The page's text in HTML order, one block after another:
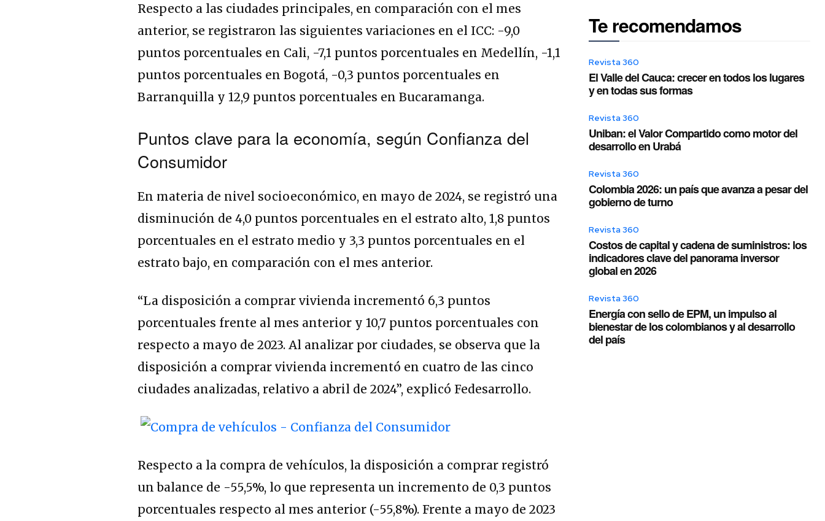
Respecto a las ciudades principales, en comparación con el mes
anterior, se registraron las siguientes variaciones en el ICC: -9,0
puntos porcentuales en Cali, -7,1 puntos porcentuales en Medellín, -1,1
puntos porcentuales en Bogotá, -0,3 puntos porcentuales en
Barranquilla y 12,9 puntos porcentuales en Bucaramanga.
Puntos clave para la economía, según Confianza del
Consumidor
En materia de nivel socioeconómico, en mayo de 2024, se registró una
disminución de 4,0 puntos porcentuales en el estrato alto, 1,8 puntos
porcentuales en el estrato medio y 3,3 puntos porcentuales en el
estrato bajo, en comparación con el mes anterior.
“La disposición a comprar vivienda incrementó 6,3 puntos
porcentuales frente al mes anterior y 10,7 puntos porcentuales con
respecto a mayo de 2023. Al analizar por ciudades, se observa que la
disposición a comprar vivienda incrementó en cuatro de las cinco
ciudades analizadas, relativo a abril de 2024”, explicó Fedesarrollo.
Respecto a la compra de vehículos, la disposición a comprar registró
un balance de -55,5%, lo que representa un incremento de 0,3 puntos
porcentuales respecto al mes anterior (-55,8%). Frente a mayo de 2023
Te recomendamos
Revista 360
El Valle del Cauca: crecer en todos los lugares
y en todas sus formas
Revista 360
Uniban: el Valor Compartido como motor del
desarrollo en Urabá
Revista 360
Colombia 2026: un país que avanza a pesar del
gobierno de turno
Revista 360
Costos de capital y cadena de suministros: los
indicadores clave del panorama inversor
global en 2026
Revista 360
Energía con sello de EPM, un impulso al
bienestar de los colombianos y al desarrollo
del país